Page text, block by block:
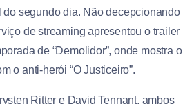
segundo dia. Não decepcionando
de streaming apresentou o trailer
de “Demolidor”, onde mostra o
o anti-herói “O Justiceiro”.
Ritter e David Tennant, ambos